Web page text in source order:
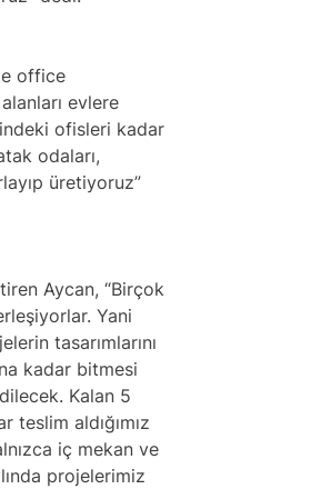
office
evlere
ofisleri kadar
odaları,
üretiyoruz”
Aycan, “Birçok
Yani
tasarımlarını
kadar bitmesi
Kalan 5
aldığımız
iç mekan ve
projelerimiz